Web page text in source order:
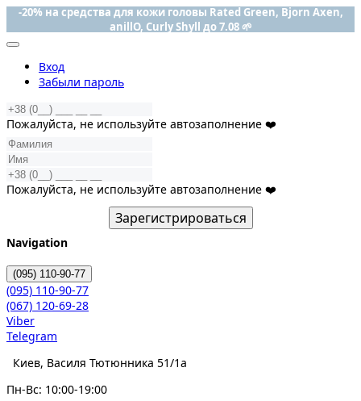
-20% на средства для кожи головы Rated Green, Bjorn Axen,
anillO, Curly Shyll до 7.08 🌱
Вход
Забыли пароль
Пожалуйста, не используйте автозаполнение ❤️
Пожалуйста, не используйте автозаполнение ❤️
Зарегистрироваться
Navigation
(095) 110-90-77
(095) 110-90-77
(067) 120-69-28
Viber
Telegram
Киев, Василя Тютюнника 51/1а
Пн-Вс: 10:00-19:00